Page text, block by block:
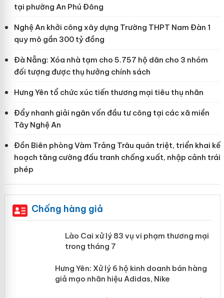
tại phường An Phú Đông
Nghệ An khởi công xây dựng Trường THPT Nam Đàn 1
quy mô gần 300 tỷ đồng
Đà Nẵng: Xóa nhà tạm cho 5.757 hộ dân cho 3 nhóm
đối tượng được thụ hưởng chính sách
Hưng Yên tổ chức xúc tiến thương mại tiêu thụ nhãn
Đẩy nhanh giải ngân vốn đầu tư công tại các xã miền
Tây Nghệ An
Đồn Biên phòng Vàm Trảng Trâu quán triệt, triển khai kế
hoạch tăng cường đấu tranh chống xuất, nhập cảnh trái
phép
Chống hàng giả
Lào Cai xử lý 83 vụ vi phạm thương
mại trong tháng 7